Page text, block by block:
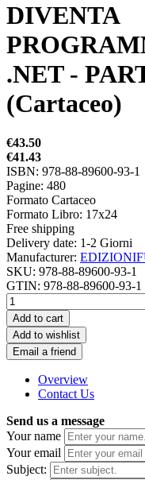
DIVENTA
.NET -
(Cartaceo)
€43.50
€41.43
ISBN: 978-88-89600-93-1
Pagine: 480
Formato Cartaceo
Formato Libro: 17x24
Free shipping
Delivery date: 1-2 Giorni
Manufacturer:
SKU: 978-88-89600-93-1
GTIN: 978-88-89600-93-1
Add to cart
Add to wishlist
Email a friend
Overview
Contact Us
Send us a message
Your name
Your email
Subject: